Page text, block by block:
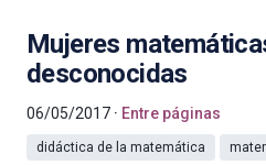
Mujeres
desconocidas
06/05/2017 Entre páginas
didáctica de la matemática